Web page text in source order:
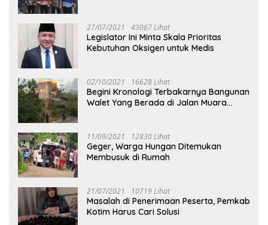
27/07/2021 43067 Lihat
Legislator Ini Minta Skala Prioritas
Kebutuhan Oksigen untuk Medis
02/10/2021 16628 Lihat
Begini Kronologi Terbakarnya Bangunan
Walet Yang Berada di Jalan Muara
11/09/2021 12830 Lihat
Geger, Warga Hungan Ditemukan
Membusuk di Rumah
21/07/2021 10719 Lihat
Masalah di Penerimaan Peserta, Pemkab
Kotim Harus Cari Solusi